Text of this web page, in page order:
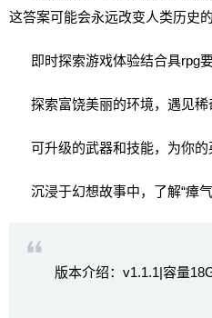
这答案可能会永远改变人类历史的
即时探索游戏体验结合具rpg
探索富饶美丽的环境，遇见稀
可升级的武器和技能，为你的
沉浸于幻想故事中，了解“瘴气
版本介绍：v1.1.1|容量